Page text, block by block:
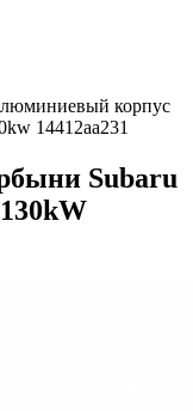
корпус
14412aa231
Subaru